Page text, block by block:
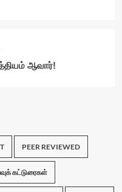
ஆவார்!
PEER REVIEWED
கட்டுரைகள்